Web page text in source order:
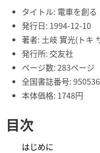
タイトル: 電車を創る
発行日: 1994-12-10
著者: 土岐 實光(トキ
発行所: 交友社
ページ数: 283ページ
全国書誌番号:
本体価格: 1748円
目次
はじめに